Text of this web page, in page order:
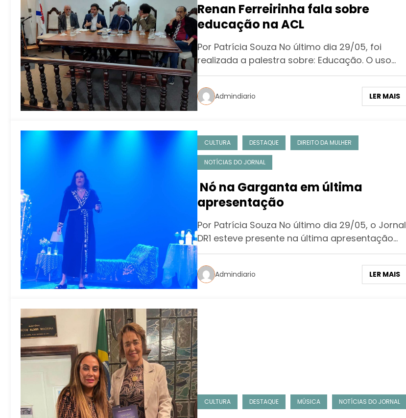
Renan Ferreirinha fala sobre
educação na ACL
Por Patrícia Souza No último dia 29/05, foi
realizada a palestra sobre: Educação. O uso…
Admindiario LER MAIS
CULTURA DESTAQUE DIREITO DA MULHER
NOTÍCIAS DO JORNAL
Nó na Garganta em última
apresentação
Por Patrícia Souza No último dia 29/05, o Jornal
DR1 esteve presente na última apresentação…
Admindiario LER MAIS
CULTURA DESTAQUE MÚSICA NOTÍCIAS DO JORNAL